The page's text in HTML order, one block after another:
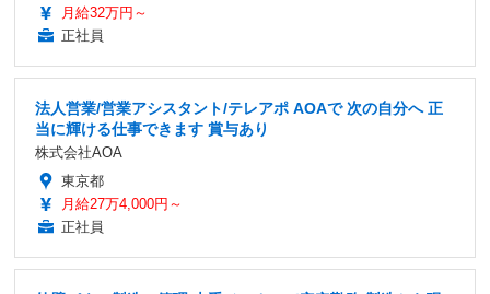
月給32万円～
正社員
法人営業/営業アシスタント/テレアポ AOAで 次の自分へ 正
当に輝ける仕事できます 賞与あり
株式会社AOA
東京都
月給27万4,000円～
正社員